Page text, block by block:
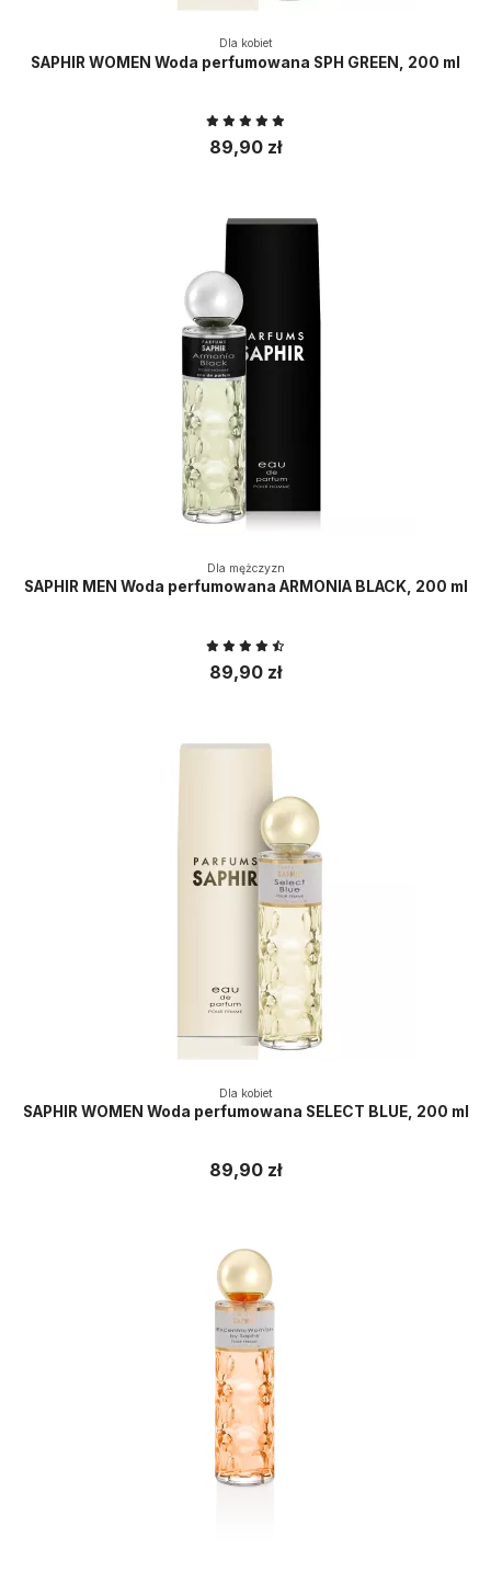
Dla kobiet
SAPHIR WOMEN Woda perfumowana SPH GREEN, 200 ml
89,90 zł
Dla mężczyzn
SAPHIR MEN Woda perfumowana ARMONIA BLACK, 200 ml
89,90 zł
Dla kobiet
SAPHIR WOMEN Woda perfumowana SELECT BLUE, 200 ml
89,90 zł